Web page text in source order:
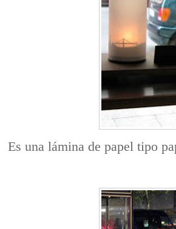
Es una lámina de papel tipo